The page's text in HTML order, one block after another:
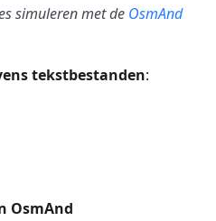
simuleren met de OsmAnd
tekstbestanden:
OsmAnd